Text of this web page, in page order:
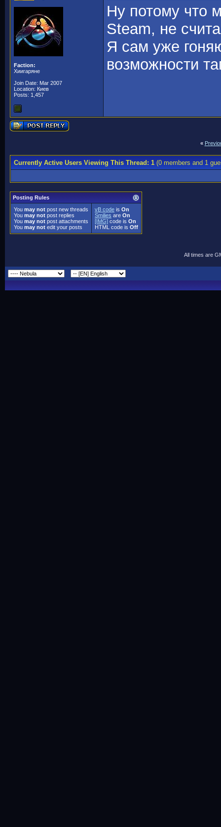
Faction:
Хиигаряне
Join Date: Mar 2007
Location: Киев
Posts: 1,457
Ну потому что
Steam, не
Я сам уже
возможности
«
Currently Active Users Viewing This Thread: 1(0 members and 1
Posting Rules
You may not post new threads
You may not post replies
You may not post attachments
You may not edit your posts
vB code is On
Smilies are On
[IMG] code is On
HTML code is Off
All times are